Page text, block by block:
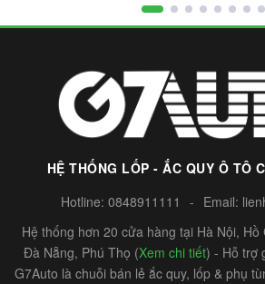
HỆ THỐNG LỐP - ẮC QUY Ô TÔ
Hotline: 0848911111 - Email:
Hệ thống hơn 20 cửa hàng tại Hà Nội, Hồ
Đà Nẵng, Phú Thọ (Xem chi tiết) - Hỗ trợ
G7Auto là chuỗi bán lẻ ắc quy, lốp & phụ